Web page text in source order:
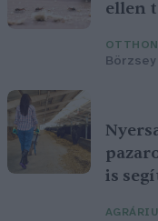
ellen
is